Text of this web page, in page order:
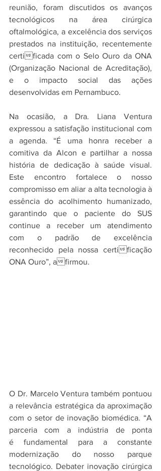
reunião, foram discutidos os avanços
tecnológicos na área cirúrgica
oftalmológica, a excelência dos serviços
prestados na instituição, recentemente
certificada com o Selo Ouro da ONA
(Organização Nacional de Acreditação),
e o impacto social das ações
desenvolvidas em Pernambuco.
Na ocasião, a Dra. Liana Ventura
expressou a satisfação institucional com
a agenda. “É uma honra receber a
comitiva da Alcon e partilhar a nossa
história de dedicação à saúde visual.
Este encontro fortalece o nosso
compromisso em aliar a alta tecnologia à
essência do acolhimento humanizado,
garantindo que o paciente do SUS
continue a receber um atendimento
com o padrão de excelência
reconhecido pela nossa certificação
ONA Ouro”, afirmou.
O Dr. Marcelo Ventura também pontuou
a relevância estratégica da aproximação
com o setor de inovação biomédica. “A
parceria com a indústria de ponta
é fundamental para a constante
modernização do nosso parque
tecnológico. Debater inovação cirúrgica